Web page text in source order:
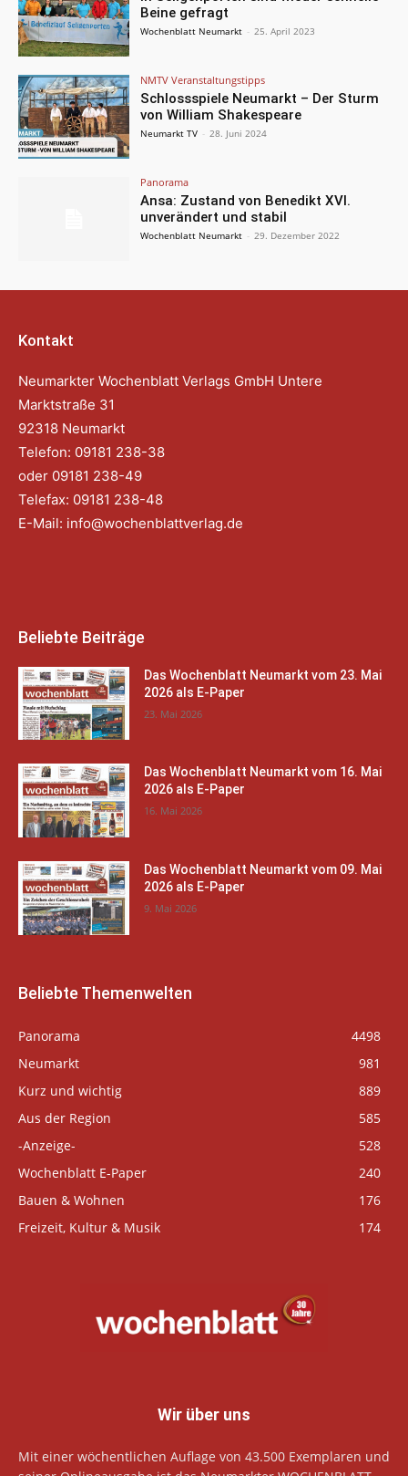
Beine gefragt
Wochenblatt Neumarkt - 25. April 2023
NMTV Veranstaltungstipps
Schlossspiele Neumarkt – Der Sturm
von William Shakespeare
Neumarkt TV - 28. Juni 2024
Panorama
Ansa: Zustand von Benedikt XVI.
unverändert und stabil
Wochenblatt Neumarkt - 29. Dezember 2022
Kontakt
Neumarkter Wochenblatt Verlags GmbH Untere
Marktstraße 31
92318 Neumarkt
Telefon: 09181 238-38
oder 09181 238-49
Telefax: 09181 238-48
E-Mail: info@wochenblattverlag.de
Beliebte Beiträge
Das Wochenblatt Neumarkt vom 23. Mai
2026 als E-Paper
23. Mai 2026
Das Wochenblatt Neumarkt vom 16. Mai
2026 als E-Paper
16. Mai 2026
Das Wochenblatt Neumarkt vom 09. Mai
2026 als E-Paper
9. Mai 2026
Beliebte Themenwelten
Panorama
4498
Neumarkt
981
Kurz und wichtig
889
Aus der Region
585
-Anzeige-
528
Wochenblatt E-Paper
240
Bauen & Wohnen
176
Freizeit, Kultur & Musik
174
Wir über uns
Mit einer wöchentlichen Auflage von 43.500 Exemplaren und